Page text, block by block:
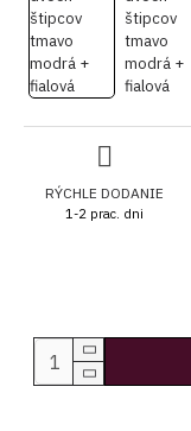
RÝCHLE DODANIE
1-2 prac. dni